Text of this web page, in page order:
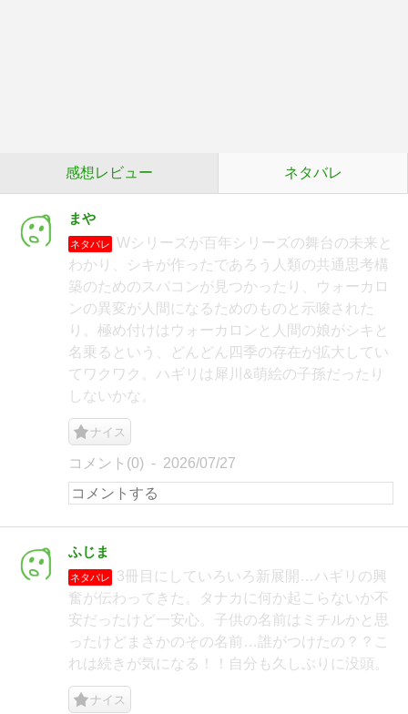
感想レビュー ネタバレ
まや
ネタバレ
Wシリーズが百年シリーズの舞台の未来と
わかり、シキが作ったであろう人類の共通思考構
築のためのスパコンが見つかったり、ウォーカロ
ンの異変が人間になるためのものと示唆された
り。極め付けはウォーカロンと人間の娘がシキと
名乗るという、どんどん四季の存在が拡大してい
てワクワク。ハギリは犀川&萌絵の子孫だったり
しないかな。
ナイス
コメント(0) 2026/07/27
ふじま
ネタバレ
3冊目にしていろいろ新展開…ハギリの興
奮が伝わってきた。タナカに何か起こらないか不
安だったけど一安心。子供の名前はミチルかと思
ったけどまさかのその名前…誰がつけたの？？こ
れは続きが気になる！！自分も久しぶりに没頭。
ナイス